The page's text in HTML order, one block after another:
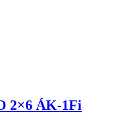
2×6 ÁK-1Fi